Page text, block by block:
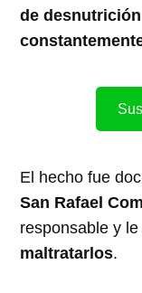
de desnutrición
El hecho fue
San Rafael
responsable y
maltratarlos.